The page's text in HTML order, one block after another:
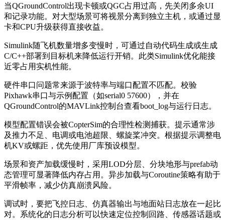
当QGroundControl出现卡顿或QGC占用过高，先关闭多余UI
和记录功能。对大型场景可将视景分离到独立主机，或通过显
卡和CPU升级获得直接收益。
Simulink随飞机数量增多变慢时，可通过自动代码生成或生成
C/C++部署到目标机来降低运行开销。此类Simulink优化能接
近零占用实机性能。
硬件串口问题常来源于波特率与端口配置不匹配。校验
Pixhawk串口与示例配置（如serial0 57600），并在
QGroundControl的MAVLink控制台查看boot_log与运行日志。
模型配置错误会被CopterSim的合理性检测捕获。提示通常涉
及推力不足、电调或电池超限、螺旋桨冲突。根据提示调整电
机KV或螺距，优先使用厂库预设模型。
场景和资产加载缓慢时，采用LOD分层、分块地形与prefab动
态管理可显著降低内存占用。异步加载与Coroutine策略有助于
平滑帧率，减少仿真崩溃风险。
调试时，要把飞控日志、仿真器输出与地面站日志放在一起比
对。系统化的日志分析可以快速定位控制回路、传感器话题或